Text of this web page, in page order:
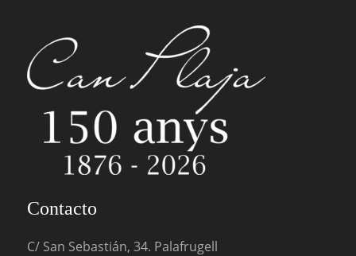
Contacto
C/ San Sebastián, 34. Palafrugell